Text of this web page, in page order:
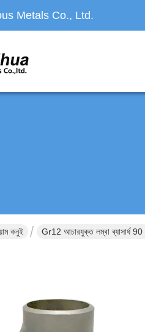
Metals Co., Ltd.
কনুই Gr12 আচারযুক্ত লম্বা ব্যাসার্ধ